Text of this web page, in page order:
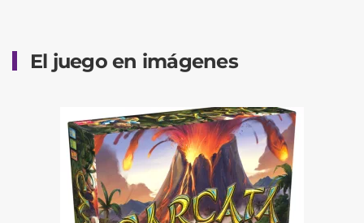
El juego en imágenes